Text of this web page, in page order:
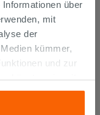
über
mit
der
kümmer,
und zur
könnten sie mit
haben oder
Dienste